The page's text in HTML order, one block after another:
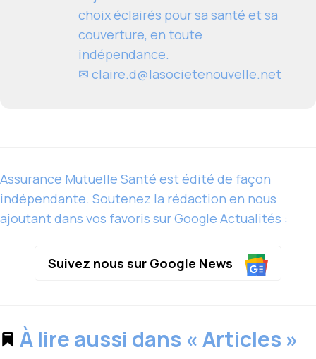
choix éclairés pour sa santé et sa
couverture, en toute
indépendance.
✉ claire.d@lasocietenouvelle.net
Assurance Mutuelle Santé est édité de façon
indépendante. Soutenez la rédaction en nous
ajoutant dans vos favoris sur Google Actualités :
Suivez nous sur Google News
À lire aussi dans « Articles »